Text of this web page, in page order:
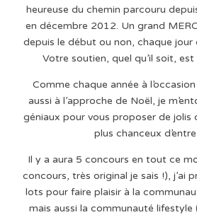
heureuse du chemin parcouru
en décembre 2012. Un grand
depuis le début ou non, chaque jour
Votre soutien, quel qu’il soit,
Comme chaque année à
aussi à l’approche de Noël, je
géniaux pour vous proposer de jolis
plus chanceux
Il y a aura 5 concours en tout ce
concours, très original je sais !), j’ai
lots pour faire plaisir à la
mais aussi la communauté lifestyle